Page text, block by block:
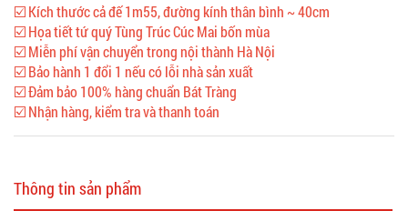
☑️ Kích thước cả đế 1m55, đường kính thân bình ~ 40cm
☑️ Họa tiết tứ quý Tùng Trúc Cúc Mai bốn mùa
☑️ Miễn phí vận chuyển trong nội thành Hà Nội
☑️ Bảo hành 1 đổi 1 nếu có lỗi nhà sản xuất
☑️ Đảm bảo 100% hàng chuẩn Bát Tràng
☑️ Nhận hàng, kiểm tra và thanh toán
Thông tin sản phẩm